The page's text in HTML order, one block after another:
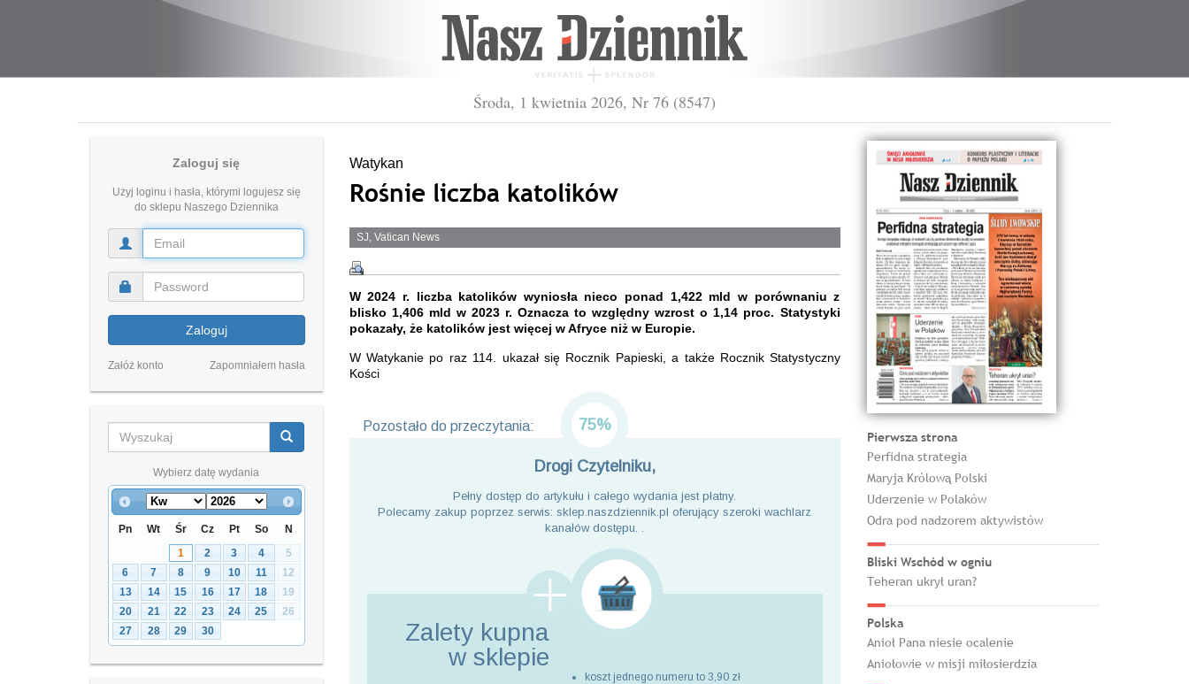
Środa, 1 kwietnia 2026, Nr 76 (8547)
Zaloguj się
Użyj loginu i hasła, którymi logujesz się
do sklepu Naszego Dziennika
Zaloguj
Załóż konto Zapomniałem hasła
Wybierz datę wydania
Pn Wt Śr Cz Pt So
N
1
2 3 4
5
6
7 8 9 10 11
12
13
14 15 16 17 18
19
20
21 22 23 24 25
26
27
28 29 30
Watykan
Rośnie liczba katolików
SJ, Vatican News
W 2024 r. liczba katolików wyniosła nieco ponad 1,422 mld w porównaniu z
blisko 1,406 mld w 2023 r. Oznacza to względny wzrost o 1,14 proc. Statystyki
pokazały, że katolików jest więcej w Afryce niż w Europie.
W Watykanie po raz 114. ukazał się Rocznik Papieski, a także Rocznik Statystyczny
Kości
Pozostało do przeczytania: 75%
Drogi Czytelniku,
Pełny dostęp do artykułu i całego wydania jest płatny.
Polecamy zakup poprzez serwis: sklep.naszdziennik.pl oferujący szeroki wachlarz
kanałów dostępu. .
Zalety kupna
w sklepie
koszt jednego numeru to 3,90 zł
Pierwsza strona
Perfidna strategia
Maryja Królową Polski
Uderzenie w Polaków
Odra pod nadzorem aktywistów
Bliski Wschód w ogniu
Teheran ukrył uran?
Polska
Anioł Pana niesie ocalenie
Aniołowie w misji miłosierdzia